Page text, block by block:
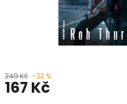
249 Kč –32 %
167 Kč